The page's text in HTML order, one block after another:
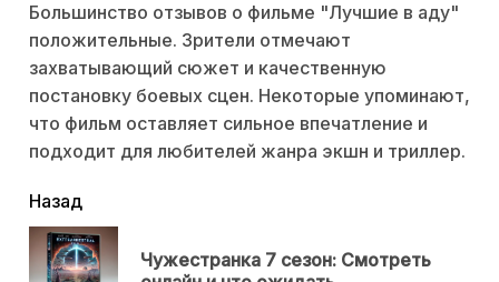
Большинство отзывов о фильме "Лучшие в аду"
положительные. Зрители отмечают
захватывающий сюжет и качественную
постановку боевых сцен. Некоторые упоминают,
что фильм оставляет сильное впечатление и
подходит для любителей жанра экшн и триллер.
читать
еще
Назад
Чужестранка 7 сезон: Смотреть